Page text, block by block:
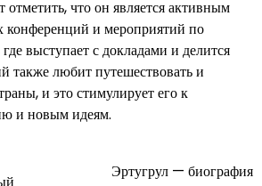
что он является активным
конференций и мероприятий по
выступает с докладами и делится
также любит путешествовать и
и это стимулирует его к
и новым идеям.
Эртугрул — биография